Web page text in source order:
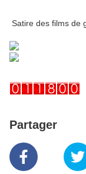
Satire des films de
Partager